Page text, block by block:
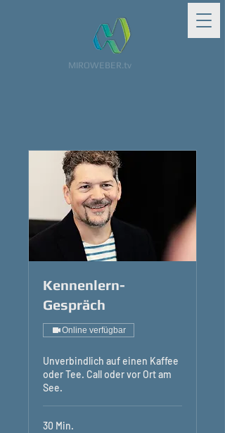
MIROWEBER.tv
Kennenlern-
Gespräch
Online verfügbar
Unverbindlich auf einen Kaffee
oder Tee. Call oder vor Ort am
See.
30 Min.